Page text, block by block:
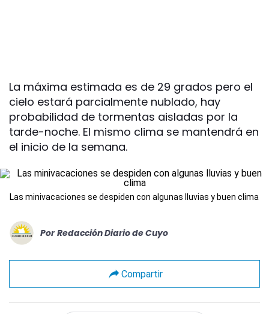
La máxima estimada es de 29 grados pero el
cielo estará parcialmente nublado, hay
probabilidad de tormentas aisladas por la
tarde-noche. El mismo clima se mantendrá en
el inicio de la semana.
Las minivacaciones se despiden con algunas lluvias y buen clima
Por Redacción Diario de Cuyo
Compartir